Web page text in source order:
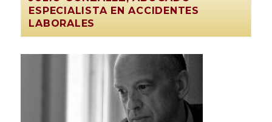
ESPECIALISTA EN ACCIDENTES
LABORALES